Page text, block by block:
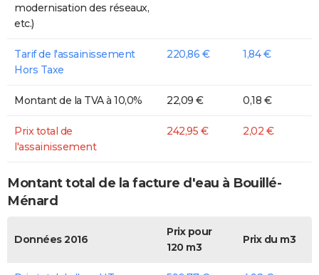
modernisation des réseaux,
etc.)
Tarif de l'assainissement
Hors Taxe
220,86 € 1,84 €
Montant de la TVA à 10,0% 22,09 € 0,18 €
Prix total de
l'assainissement
242,95 € 2,02 €
Montant total de la facture d'eau à Bouillé-
Ménard
Données 2016
Prix pour
120 m3
Prix du m3